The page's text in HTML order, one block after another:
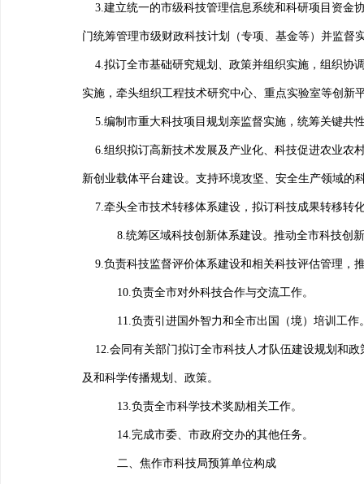
3. 建立统一的市级科技管理信息系统和科研项目资金
门统筹管理市级财政科技计划（专项、基金等）并监督
4. 拟订全市基础研究规划、政策并组织实施，组织协
实施，牵头组织工程技术研究中心、重点实验室等创新
5. 编制市重大科技项目规划亲监督实施，统筹关键共
6. 组织拟订高新技术发展及产业化、科技促进农业农
新创业载体平台建设。支持环境攻坚、安全生产领域的
7. 牵头全市技术转移体系建设，拟订科技成果转移转
8. 统筹区域科技创新体系建设。推动全市科技创
9. 负责科技监督评价体系建设和相关科技评估管理，
10. 负责全市对外科技合作与交流工作。
11. 负责引进国外智力和全市出国（境）培训工作
12. 会同有关部门拟订全市科技人才队伍建设规划和
及和科学传播规划、政策。
13. 负责全市科学技术奖励相关工作。
14. 完成市委、 市政府交办的其他任务。
二、焦作市科技局预算单位构成